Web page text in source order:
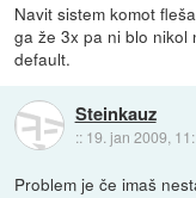
Navit sistem komot
ga že 3x pa ni blo nikol
default.
Steinkauz
:: 19. jan 2009,
Problem je če imaš